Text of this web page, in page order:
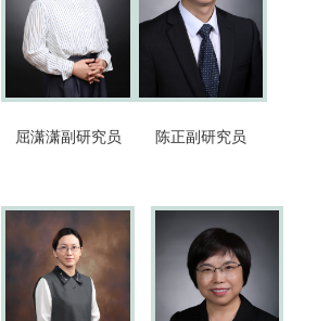
屈潇潇副研究员 陈正副研究员